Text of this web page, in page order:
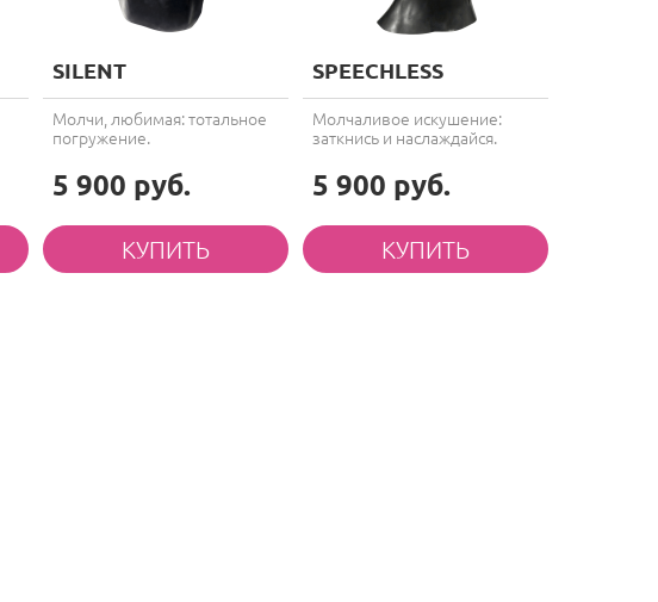
SILENT
Молчи, любимая: тотальное
погружение.
5 900 руб.
SPEECHLESS
Молчаливое искушение:
заткнись и наслаждайся.
5 900 руб.